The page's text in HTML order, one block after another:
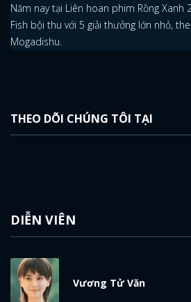
ĐĂNG
Năm nay tại Liên hoan phim Rồng Xanh
Fish bội thu với 5 giải thưởng lớn nhỏ,
Mogadishu.
THEO DÕI CHÚNG TÔI TẠI
DIỄN VIÊN
Vương Tử Văn